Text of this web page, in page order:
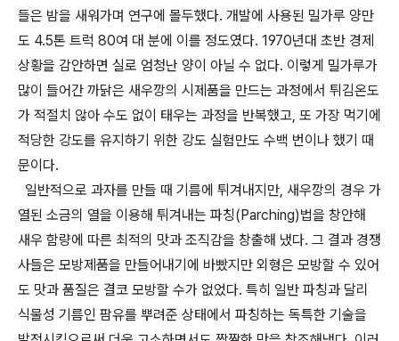
들은 밤을 새워가며 연구에 몰두했다. 개발에 사용된 밀가루 양만
도 4.5톤 트럭 80여 대 분에 이를 정도였다. 1970년대 초반 경제
상황을 감안하면 실로 엄청난 양이 아닐 수 없다. 이렇게 밀가루가
많이 들어간 까닭은 새우깡의 시제품을 만드는 과정에서 튀김온도
가 적절치 않아 수도 없이 태우는 과정을 반복했고, 또 가장 먹기에
적당한 강도를 유지하기 위한 강도 실험만도 수백 번이나 했기 때
문이다.
일반적으로 과자를 만들 때 기름에 튀겨내지만, 새우깡의 경우 가
열된 소금의 열을 이용해 튀겨내는 파칭(Parching)법을 창안해
새우 함량에 따른 최적의 맛과 조직감을 창출해 냈다. 그 결과 경쟁
사들은 모방제품을 만들어내기에 바빴지만 외형은 모방할 수 있어
도 맛과 품질은 결코 모방할 수가 없었다. 특히 일반 파칭과 달리
식물성 기름인 팜유를 뿌려준 상태에서 파칭하는 독특한 기술을